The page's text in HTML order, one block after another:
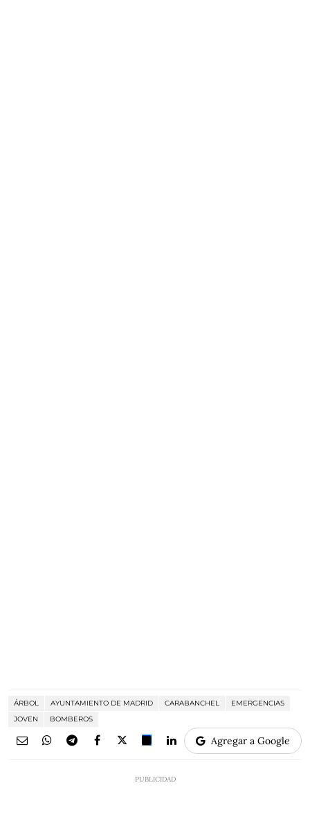
ÁRBOL AYUNTAMIENTO DE MADRID CARABANCHEL
EMERGENCIAS
JOVEN
BOMBEROS
Agregar a Google